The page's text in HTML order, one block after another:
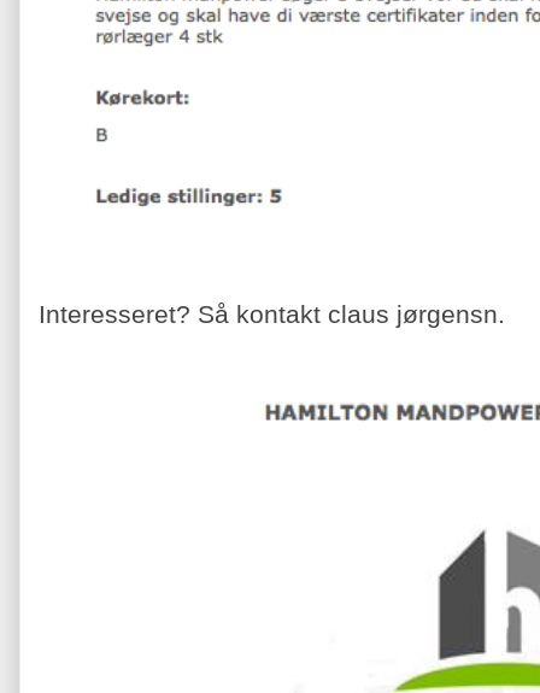
Interesseret? Så kontakt claus jørgensn.